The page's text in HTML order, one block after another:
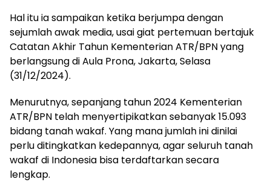
Hal itu ia sampaikan ketika berjumpa dengan
sejumlah awak media, usai giat pertemuan bertajuk
Catatan Akhir Tahun Kementerian ATR/BPN yang
berlangsung di Aula Prona, Jakarta, Selasa
(31/12/2024).
Menurutnya, sepanjang tahun 2024 Kementerian
ATR/BPN telah menyertipikatkan sebanyak 15.093
bidang tanah wakaf. Yang mana jumlah ini dinilai
perlu ditingkatkan kedepannya, agar seluruh tanah
wakaf di Indonesia bisa terdaftarkan secara
lengkap.